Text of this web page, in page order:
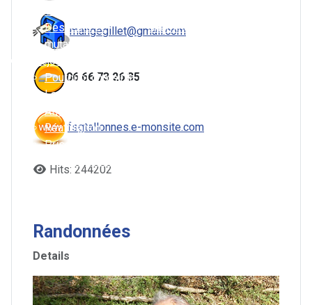
Challenge 2026
Descente et
mutation
Cheminots Le Mans
Je rejoins la FSGT
Pourquoi choisir la FSGT ?
La BD de la FSGT
Affiliation
Réaffiliation
Prise de licence
Je regarde les tutoriels
mangegillet@gmail.com
06 66 73 26 35
fsgtallonnes.e-monsite.com
Hits: 244202
Randonnées
Details